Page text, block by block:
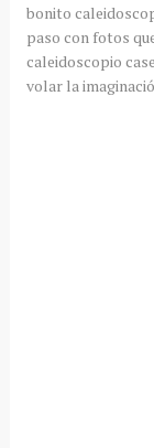
bonito
paso con fotos
caleidoscopio
volar la